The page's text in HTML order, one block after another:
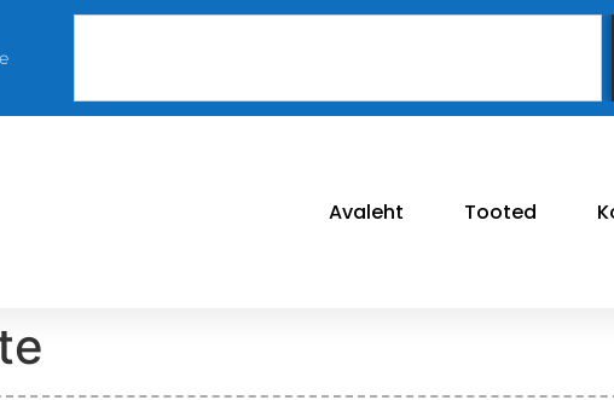
Avaleht Tooted